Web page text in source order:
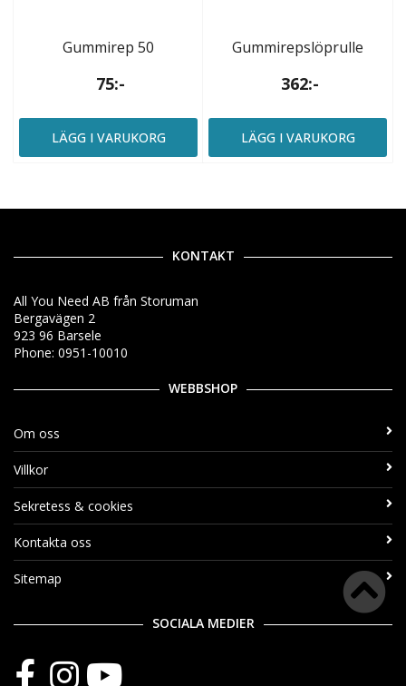
Gummirep 50
75:-
LÄGG I VARUKORG
Gummirepslöprulle
362:-
LÄGG I VARUKORG
KONTAKT
All You Need AB från Storuman
Bergavägen 2
923 96 Barsele
Phone: 0951-10010
WEBBSHOP
Om oss
Villkor
Sekretess & cookies
Kontakta oss
Sitemap
SOCIALA MEDIER